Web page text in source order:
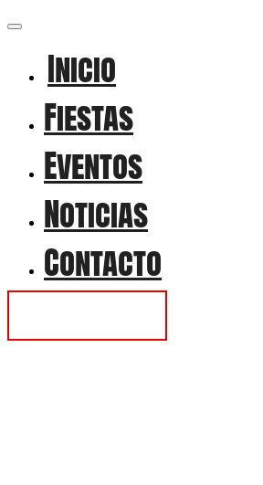
Inicio
Fiestas
Eventos
Noticias
Contacto